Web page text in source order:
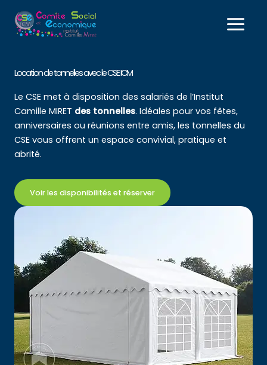
contenu
Location de tonnelles avec le CSE ICM
Le CSE met à disposition des salariés de l’Institut
Camille MIRET des tonnelles. Idéales pour vos fêtes,
anniversaires ou réunions entre amis, les tonnelles du
CSE vous offrent un espace convivial, pratique et
abrité.
Voir les disponibilités et réserver